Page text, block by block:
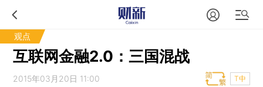
观点
互联网金融2.0：三国混战
2015年03月20日 11:00 T中